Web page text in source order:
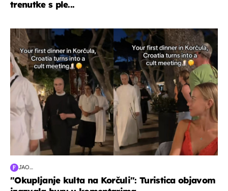
trenutke s ple...
miks
JAO…
"Okupljanje kulta na Korčuli": Turistica objavom